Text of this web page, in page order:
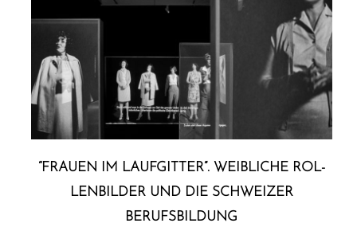
“FRAUEN IM LAUF­GIT­TER”. WEIBLICHE ROL­
LEN­BIL­DER UND DIE SCHWEIZER
BERUFSBILDUNG